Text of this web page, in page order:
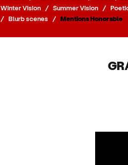
Winter Vision
/ Summer Vision /
/ Blurb scenes / Mentions Honorable